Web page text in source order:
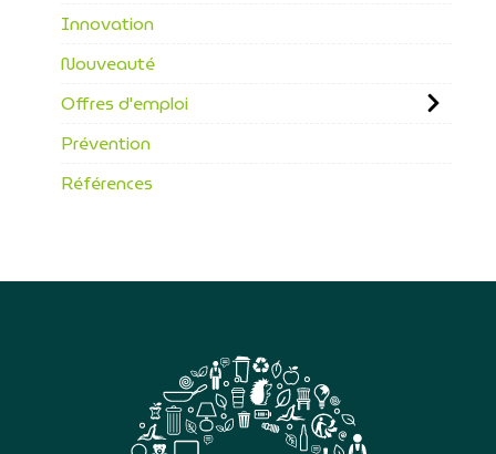
Innovation
Nouveauté
Offres d'emploi
Prévention
Références